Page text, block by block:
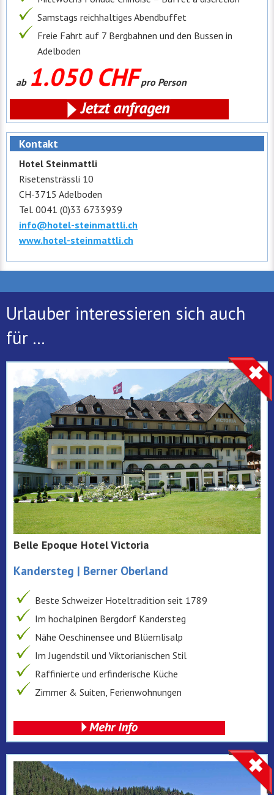
Samstags reichhaltiges Abendbuffet
Freie Fahrt auf 7 Bergbahnen und den Bussen in
Adelboden
ab 1.050 CHFpro Person
Kontakt
Hotel Steinmattli
Risetensträssli 10
CH-3715 Adelboden
Tel. 0041 (0)33 6733939
info@hotel-steinmattli.ch
www.hotel-steinmattli.ch
Urlauber interessieren sich auch
für ...
Belle Epoque Hotel Victoria
Kandersteg | Berner Oberland
Beste Schweizer Hoteltradition seit 1789
Im hochalpinen Bergdorf Kandersteg
Nähe Oeschinensee und Blüemlisalp
Im Jugendstil und Viktorianischen Stil
Raffinierte und erfinderische Küche
Zimmer & Suiten, Ferienwohnungen